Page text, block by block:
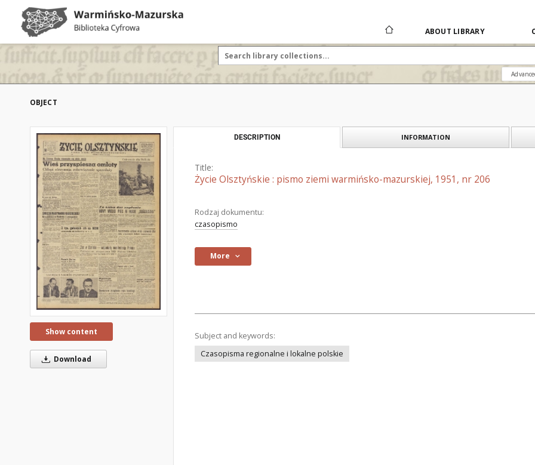
ABOUT LIBRARY
OBJECT
Show content
Download
DESCRIPTION INFORMATION
Title:
Życie Olsztyńskie : pismo ziemi warmińsko-mazurskiej, 1951, nr 206
Rodzaj dokumentu:
czasopismo
More
Subject and keywords:
Czasopisma regionalne i lokalne polskie